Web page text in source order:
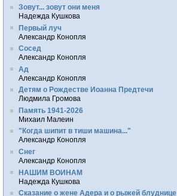
Зовут... зовут они меня
Надежда Кушкова
Первый луч
Александр Конопля
Сосед
Александр Конопля
Ад
Александр Конопля
Детям о Рождестве Иоанна Предтечи
Людмила Громова
Память 1941-2026
Михаил Малеин
"Когда шипит в тиши машина..."
Александр Конопля
Снег
Александр Конопля
НАШИМ ВОИНАМ
Надежда Кушкова
Сказание о жене Адера и о рыжей блуднице